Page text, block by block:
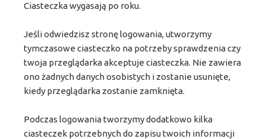
Ciasteczka wygasają po roku.
Jeśli odwiedzisz stronę logowania, utworzymy
tymczasowe ciasteczko na potrzeby sprawdzenia czy
twoja przeglądarka akceptuje ciasteczka. Nie zawiera
ono żadnych danych osobistych i zostanie usunięte,
kiedy przeglądarka zostanie zamknięta.
Podczas logowania tworzymy dodatkowo kilka
ciasteczek potrzebnych do zapisu twoich informacji